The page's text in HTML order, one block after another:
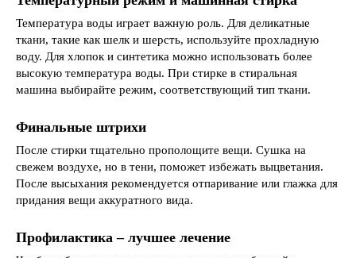
Температура воды играет важную роль. Для деликатные
ткани, такие как шелк и шерсть, используйте прохладную
воду. Для хлопок и синтетика можно использовать более
высокую температура воды. При стирке в стиральная
машина выбирайте режим, соответствующий тип ткани.
Финальные штрихи
После стирки тщательно прополощите вещи. Сушка на
свежем воздухе, но в тени, поможет избежать выцветания.
После высыхания рекомендуется отпаривание или глажка для
придания вещи аккуратного вида.
Профилактика – лучшее лечение